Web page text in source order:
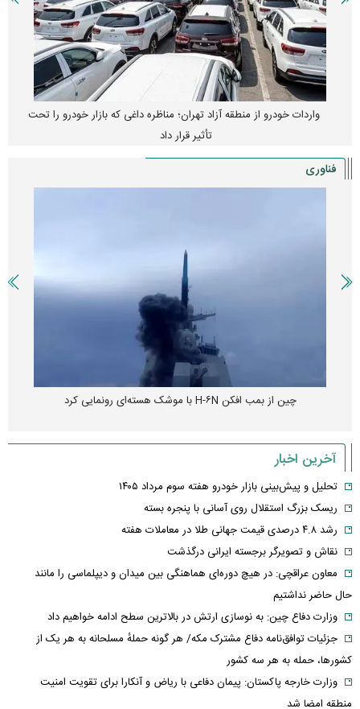
واردات خودرو از منطقه آزاد تهران؛ مناظره داغی که بازار خودرو را تحت
تأثیر قرار داد
فناوری
چین از بمب افکن H-۶N با موشک هسته‌ای رونمایی کرد
آخرین اخبار
تحلیل و پیش‌بینی بازار خودرو هفته سوم مرداد ۱۴۰۵
ریسک بزرگ استقلال روی آسانی با پنجره بسته
رشد ۴.۸ درصدی قیمت جهانی طلا در معاملات هفته
نقاش و تصویرگر برجسته ایرانی درگذشت
معاون عراقچی: در هیچ دوره‌ای هماهنگی بین میدان و دیپلماسی را مانند
حال حاضر نداشتیم
وزارت دفاع چین: به نوسازی ارتش در بالاترین سطح ادامه خواهیم داد
جزئیات توافق‌نامه دفاع مشترک مکه/ هر گونه حملهٔ مسلحانه به هر یک از
کشورها، حمله به هر سه کشور
وزارت خارجه پاکستان: پیمان دفاعی با ریاض و آنکارا برای تقویت امنیت
منطقه امضا شد